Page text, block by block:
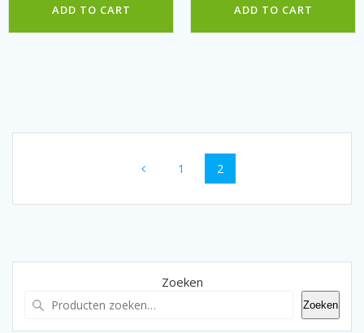
ADD TO CART ADD TO CART
Pagina
1 Pagina
2
Zoeken
Zoeken